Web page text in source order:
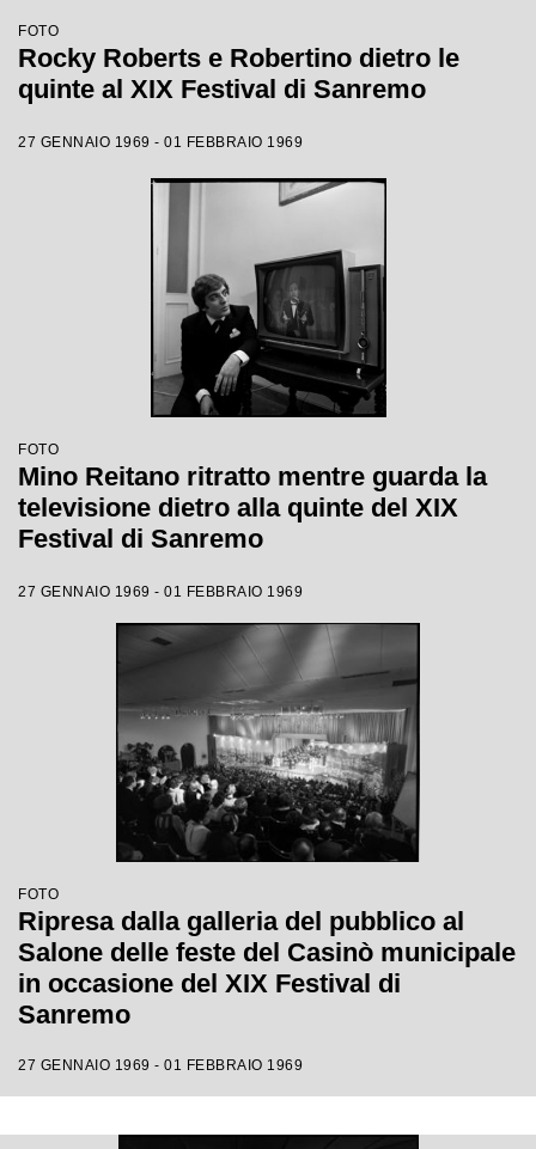
FOTO
Rocky Roberts e Robertino dietro le
quinte al XIX Festival di Sanremo
27 GENNAIO 1969 - 01 FEBBRAIO 1969
FOTO
Mino Reitano ritratto mentre guarda la
televisione dietro alla quinte del XIX
Festival di Sanremo
27 GENNAIO 1969 - 01 FEBBRAIO 1969
FOTO
Ripresa dalla galleria del pubblico al
Salone delle feste del Casinò municipale
in occasione del XIX Festival di
Sanremo
27 GENNAIO 1969 - 01 FEBBRAIO 1969